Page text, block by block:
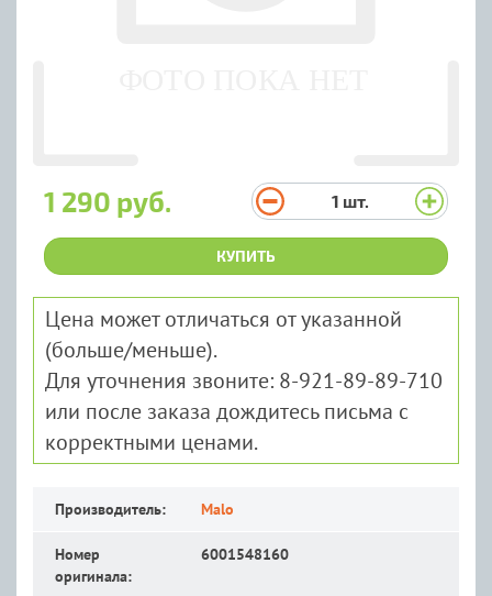
1 290 руб. 1 шт.
КУПИТЬ
Цена может отличаться от указанной
(больше/меньше).
Для уточнения звоните: 8-921-89-89-710
или после заказа дождитесь письма с
корректными ценами.
Производитель: Malo
Номер
оригинала:
6001548160